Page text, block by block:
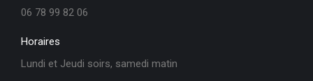
06 78 99 82 06
Horaires
Lundi et Jeudi soirs, samedi matin